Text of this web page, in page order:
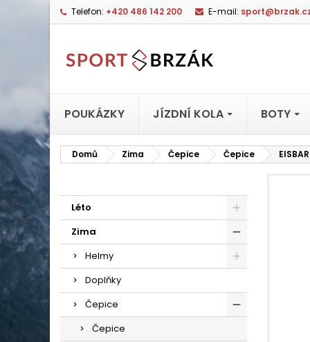
Telefon: +420 486 142 200 E-mail:
POUKÁZKY JÍZDNÍ KOLA BOTY
Domů Zima Čepice Čepice
Léto
Zima
Helmy
Doplňky
Čepice
Čepice